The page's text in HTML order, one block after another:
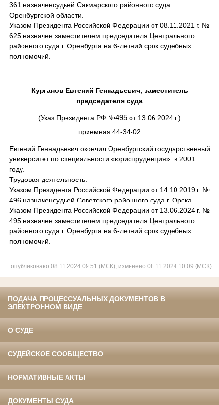
361 назначенсудьей Сакмарского районного суда
Оренбургской области.
Указом Президента Российской Федерации от 08.11.2021 г. №
625 назначен заместителем председателя Центрального
районного суда г. Оренбурга на 6-летний срок судебных
полномочий.
Курганов Евгений Геннадьевич, заместитель
председателя суда
(Указ Президента РФ №495 от 13.06.2024 г.)
приемная 44-34-02
Евгений Геннадьевич окончил Оренбургский государственный
университет по специальности «юриспруденция». в 2001
году.
Трудовая деятельность:
Указом Президента Российской Федерации от 14.10.2019 г. №
496 назначенсудьей Советского районного суда г. Орска.
Указом Президента Российской Федерации от 13.06.2024 г. №
495 назначен заместителем председателя Центрального
районного суда г. Оренбурга на 6-летний срок судебных
полномочий.
опубликовано 08.11.2024 09:51 (МСК), изменено 08.11.2024 10:09 (МСК)
ПОДАЧА ПРОЦЕССУАЛЬНЫХ ДОКУМЕНТОВ В
ЭЛЕКТРОННОМ ВИДЕ
О СУДЕ
СУДЕЙСКОЕ СООБЩЕСТВО
НОРМАТИВНЫЕ АКТЫ
ДОКУМЕНТЫ СУДА